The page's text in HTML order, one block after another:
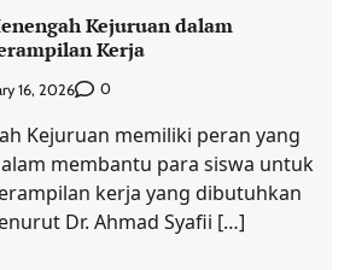
Kejuruan dalam
Kerja
16, 2026 0
Kejuruan memiliki peran yang
membantu para siswa untuk
kerja yang dibutuhkan
Dr. Ahmad Syafii […]